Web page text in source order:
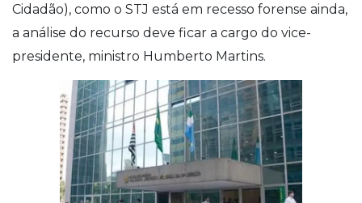
Cidadão), como o STJ está em recesso forense ainda,
a análise do recurso deve ficar a cargo do vice-
presidente, ministro Humberto Martins.